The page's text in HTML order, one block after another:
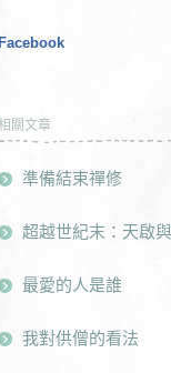
Facebook
關文章
準備結束禪修
超越世紀末：天啟
最愛的人是誰
我對供僧的看法